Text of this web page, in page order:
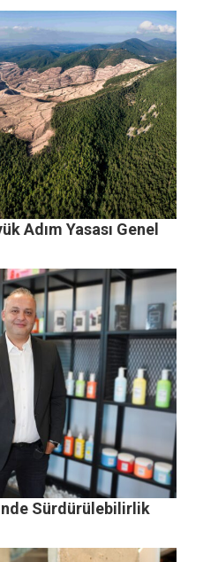
Adım Yasası Genel
Sürdürülebilirlik